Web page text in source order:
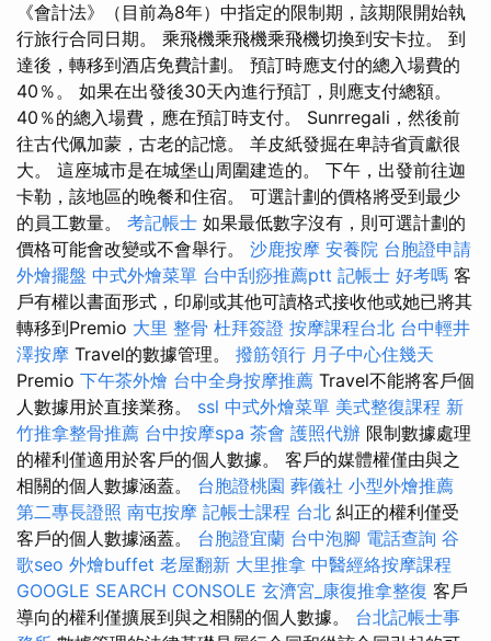
《會計法》（目前為8年）中指定的限制期，該期限開始執
行旅行合同日期。 乘飛機乘飛機乘飛機切換到安卡拉。 到
達後，轉移到酒店免費計劃。 預訂時應支付的總入場費的
40％。 如果在出發後30天內進行預訂，則應支付總額。
40％的總入場費，應在預訂時支付。 Sunrregali，然後前
往古代佩加蒙，古老的記憶。 羊皮紙發掘在卑詩省貢獻很
大。 這座城市是在城堡山周圍建造的。 下午，出發前往迦
卡勒，該地區的晚餐和住宿。 可選計劃的價格將受到最少
的員工數量。 考記帳士 如果最低數字沒有，則可選計劃的
價格可能會改變或不會舉行。 沙鹿按摩 安養院 台胞證申請
外燴擺盤 中式外燴菜單 台中刮痧推薦ptt 記帳士 好考嗎 客
戶有權以書面形式，印刷或其他可讀格式接收他或她已將其
轉移到Premio 大里 整骨 杜拜簽證 按摩課程台北 台中輕井
澤按摩 Travel的數據管理。 撥筋領行 月子中心住幾天
Premio 下午茶外燴 台中全身按摩推薦 Travel不能將客戶個
人數據用於直接業務。 ssl 中式外燴菜單 美式整復課程 新
竹推拿整骨推薦 台中按摩spa 茶會 護照代辦 限制數據處理
的權利僅適用於客戶的個人數據。 客戶的媒體權僅由與之
相關的個人數據涵蓋。 台胞證桃園 葬儀社 小型外燴推薦
第二專長證照 南屯按摩 記帳士課程 台北 糾正的權利僅受
客戶的個人數據涵蓋。 台胞證宜蘭 台中泡腳 電話查詢 谷
歌seo 外燴buffet 老屋翻新 大里推拿 中醫經絡按摩課程
GOOGLE SEARCH CONSOLE 玄濟宮_康復推拿整復 客戶
導向的權利僅擴展到與之相關的個人數據。 台北記帳士事